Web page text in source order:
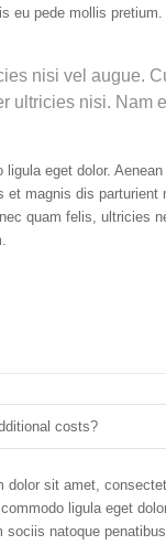
eu pede mollis pretium.
nisi vel augue.
ultricies nisi. Nam
ligula eget dolor. Aenean
et magnis dis parturient
quam felis, ultricies
costs?
dolor sit amet,
ligula eget
sociis natoque